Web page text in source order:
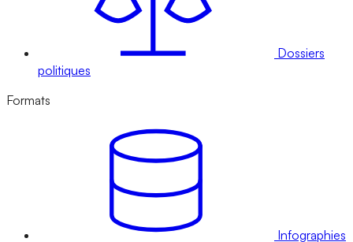
Dossiers
politiques
Formats
Infographies